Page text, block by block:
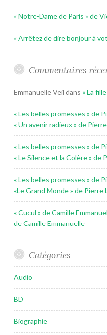
« Notre-Dame de Paris » de
« Arrêtez de dire bonjour à
Commentaires
Emmanuelle Veil dans « La
« Les belles promesses » de
« Un avenir radieux » de
« Les belles promesses » de
« Le Silence et la Colère » de
« Les belles promesses » de
«Le Grand Monde » de Pierre
« Cucul » de Camille
de Camille Emmanuelle
Catégories
Audio
BD
Biographie